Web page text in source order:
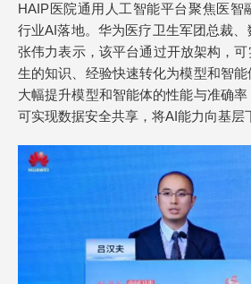
HAIP医院通用人工智能平台聚焦医智
行业AI落地。华为医疗卫生军团总裁
张伟力表示，该平台通过开放架构，
生的知识、经验快速转化为模型和智
大幅提升模型和智能体的性能与准确率
可实现数据安全共享，将AI能力向基层